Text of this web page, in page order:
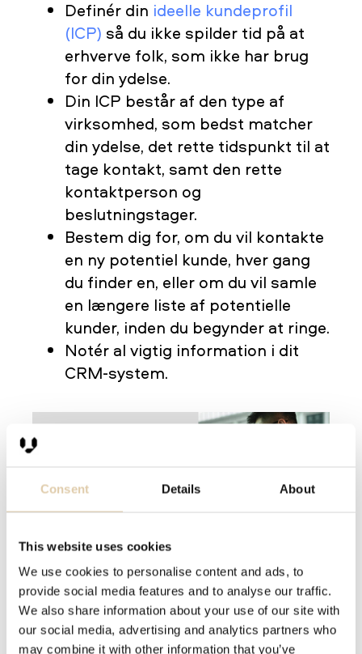
Consent Details About
This website uses cookies
We use cookies to personalise content and ads, to
provide social media features and to analyse our traffic.
We also share information about your use of our site with
our social media, advertising and analytics partners who
may combine it with other information that you’ve
Definér din ideelle kundeprofil
(ICP) så du ikke spilder tid på at
erhverve folk, som ikke har brug
for din ydelse.
Din ICP består af den type af
virksomhed, som bedst matcher
din ydelse, det rette tidspunkt til at
tage kontakt, samt den rette
kontaktperson og
beslutningstager.
Bestem dig for, om du vil kontakte
en ny potentiel kunde, hver gang
du finder en, eller om du vil samle
en længere liste af potentielle
kunder, inden du begynder at ringe.
Notér al vigtig information i dit
CRM-system.
2. Mødebooking
Hvis du har gennemført trin 1 korrekt,
har du nu en potentiel ny kunde, som